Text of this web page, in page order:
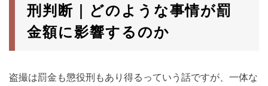
刑判断｜どのような事情が罰
金額に影響するのか
盗撮は罰金も懲役刑もあり得るっていう話ですが、一体な